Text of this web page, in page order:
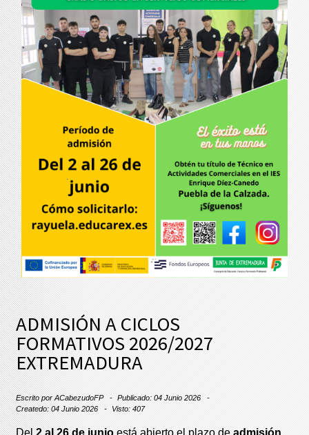
ADMISIÓN A CICLOS
FORMATIVOS 2026/2027
EXTREMADURA
Escrito porACabezudoFP
Publicado: 04 Junio 2026
Createdo: 04 Junio 2026
Visto: 407
Del2 al 26 de junio está abierto el plazo deadmisión